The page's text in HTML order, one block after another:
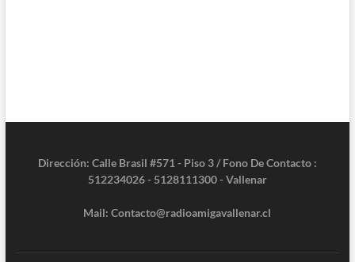
Dirección: Calle Brasil #571 - Piso 3 / Fono De Contacto :
512234026 - 5128111300 - Vallenar
Mail: Contacto@radioamigavallenar.cl